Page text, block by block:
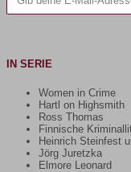
IN SERIE
Women in Crime
Hartl on Highsmith
Ross Thomas
Finnische
Heinrich Steinfest
Jörg Juretzka
Elmore Leonard